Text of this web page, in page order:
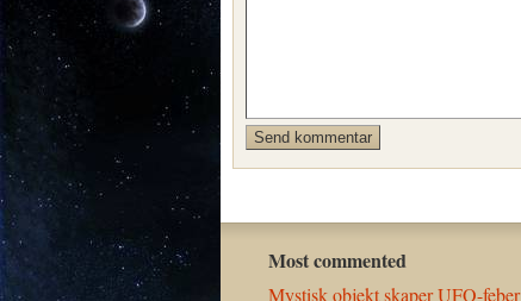
Most commented
Mystisk objekt skaper UFO-feber